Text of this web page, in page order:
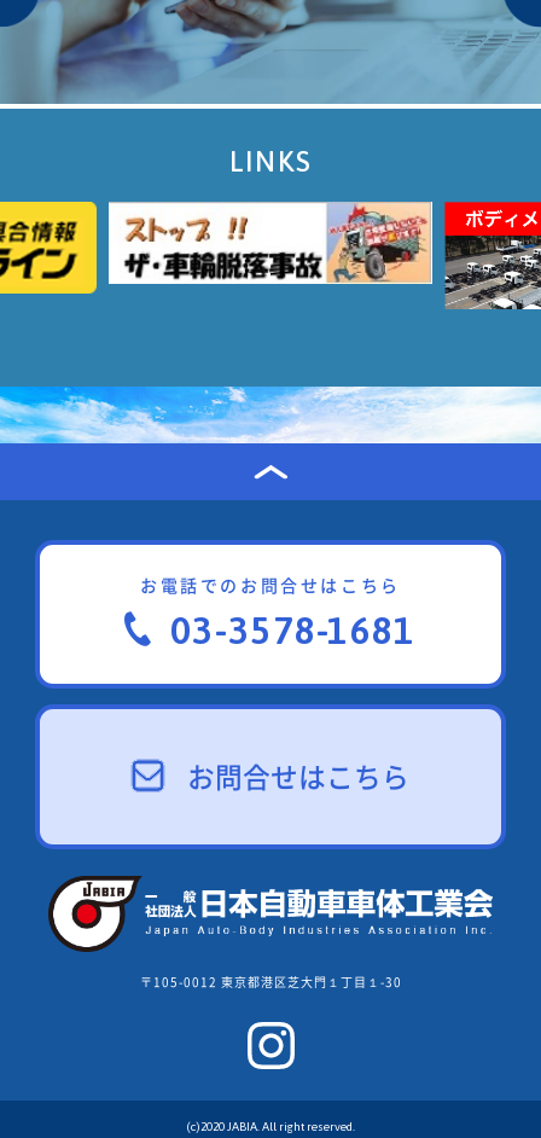
LINKS
お電話でのお問合せはこちら
03-3578-1681
お問合せはこちら
〒105-0012 東京都港区芝大門１丁目１-30
(c)2020 JABIA. All right reserved.